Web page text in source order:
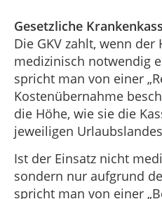
Gesetzliche
Die GKV zahlt, wenn der
medizinisch notwendig
spricht man von einer
Kostenübernahme
die Höhe, wie sie die
jeweiligen
Ist der Einsatz nicht
sondern nur aufgrund
spricht man von einer